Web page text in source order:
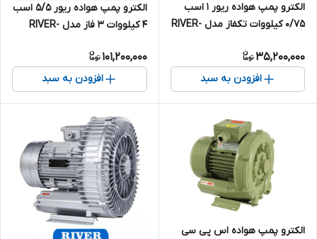
الکترو پمپ هواده ریور 1 اسب
0/75 کیلووات تکفاز مدل RIVER-
35,200,000
افزودن به سبد
الکترو پمپ هواده ریور 5/5 اسب
4 کیلووات 3 فاز مدل RIVER-
101,200,000
افزودن به سبد
الکترو پمپ هواده اس پی سی